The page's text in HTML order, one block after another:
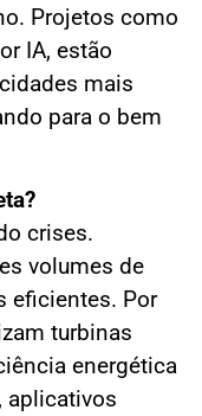
Projetos como
IA, estão
mais
para o bem
crises.
volumes de
eficientes. Por
turbinas
energética
aplicativos